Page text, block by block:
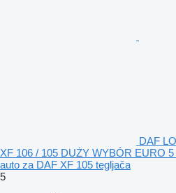
DAF
XF 106 / 105 DUŻY WYBÓR EURO
auto za DAF XF 105 tegljača
5